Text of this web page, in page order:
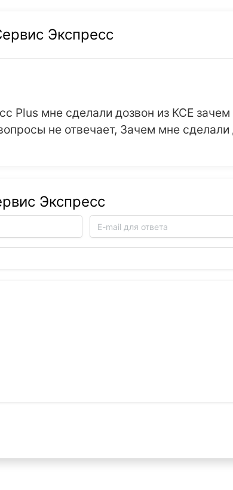
Экспресс
Plus мне сделали дозвон из КСЕ зачем
не отвечает, Зачем мне сделали
Экспресс